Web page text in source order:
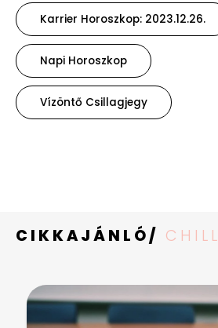
Karrier Horoszkop: 2023.12.26.
Napi Horoszkop
Vízöntő Csillagjegy
CIKKAJÁNLÓ/ CHILL